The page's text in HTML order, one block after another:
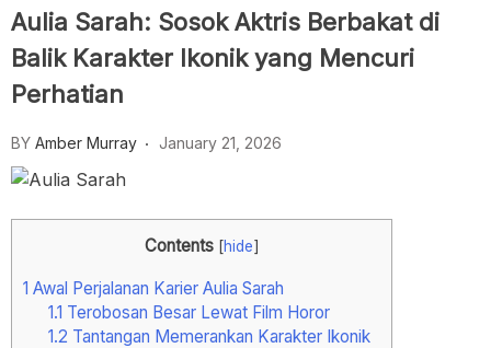
Aulia Sarah: Sosok Aktris Berbakat di
Balik Karakter Ikonik yang Mencuri
Perhatian
BY Amber Murray January 21, 2026
Contents [hide]
1 Awal Perjalanan Karier Aulia Sarah
1.1 Terobosan Besar Lewat Film Horor
1.2 Tantangan Memerankan Karakter Ikonik